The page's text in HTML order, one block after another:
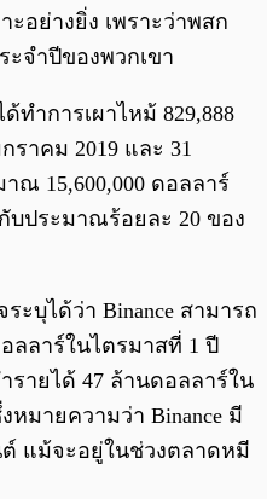
ะอย่างยิ่ง เพราะว่าพสก
ะจำปีของพวกเขา
ทำการเผาไหม้ 829,888
ราคม 2019 และ 31
ณ 15,600,000 ดอลลาร์
บประมาณร้อยละ 20 ของ
บุได้ว่า Binance สามารถ
ลลาร์ในไตรมาสที่ 1 ปี
รายได้ 47 ล้านดอลลาร์ใน
หมายความว่า Binance มี
ต์ แม้จะอยู่ในช่วงตลาดหมี